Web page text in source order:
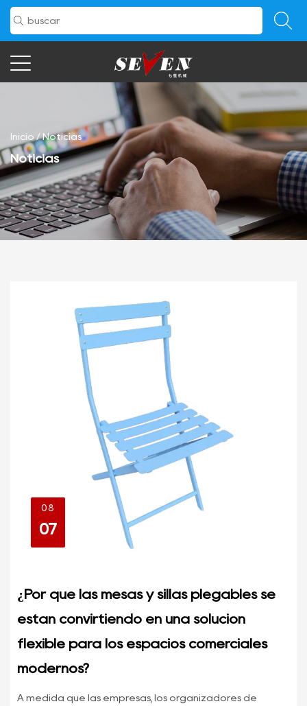
Inicio /Noticias
Noticias
08
07
¿Por qué las mesas y sillas plegables se
están convirtiendo en una solución
flexible para los espacios comerciales
modernos?
A medida que las empresas, los organizadores de